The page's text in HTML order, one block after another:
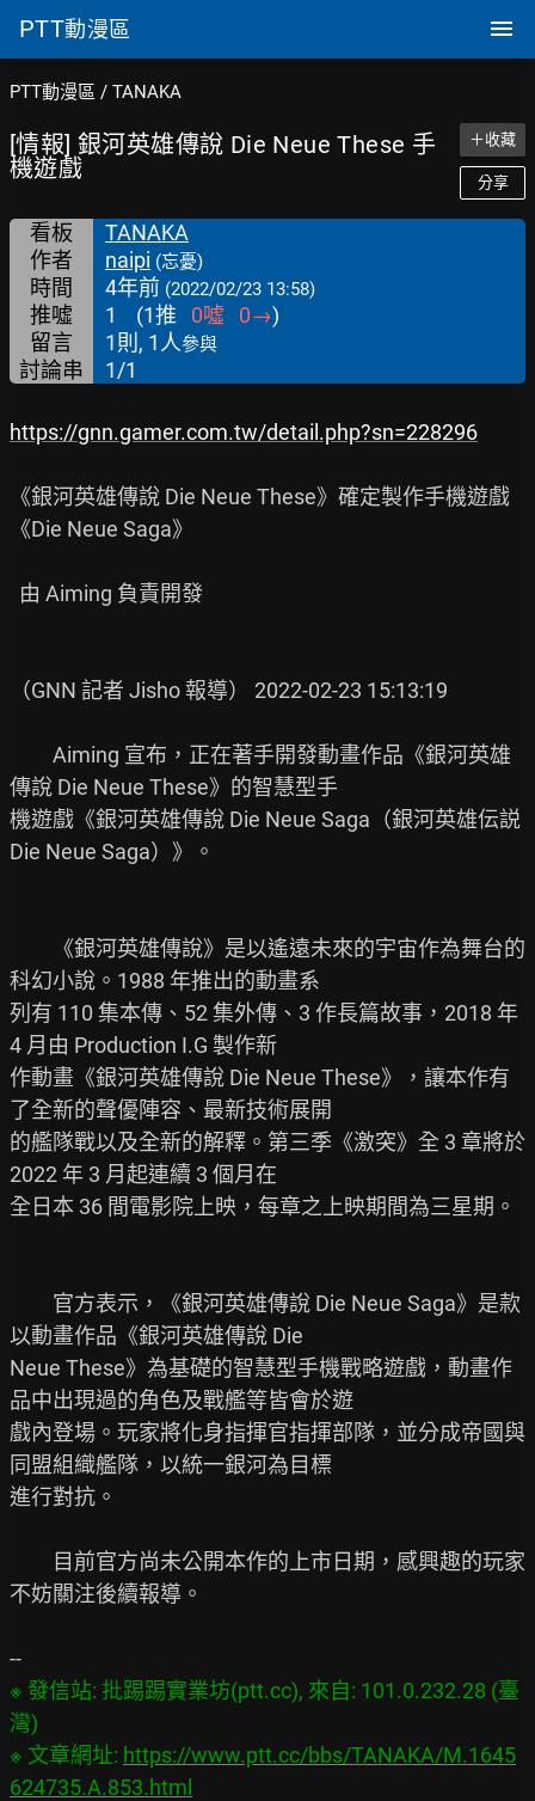
PTT動漫區
PTT動漫區 / TANAKA
[情報] 銀河英雄傳說 Die Neue These 手
機遊戲
＋收藏
分享
看板
TANAKA
作者
naipi (忘憂)
時間 4年前 (2022/02/23 13:58)
推噓 1 (1推 0噓 0→)
留言
1則, 1人參與
討論串 1/1
https://gnn.gamer.com.tw/detail.php?sn=228296
《銀河英雄傳說 Die Neue These》確定製作手機遊戲
《Die Neue Saga》
（GNN 記者 Jisho 報導） 2022-02-23 15:13:19
Aiming 宣布，正在著手開發動畫作品《銀河英雄
傳說 Die Neue These》的智慧型手
機遊戲《銀河英雄傳說 Die Neue Saga（銀河英雄伝説
Die Neue Saga）》。
《銀河英雄傳說》是以遙遠未來的宇宙作為舞台的
科幻小說。1988 年推出的動畫系
列有 110 集本傳、52 集外傳、3 作長篇故事，2018 年
4 月由 Production I.G 製作新
作動畫《銀河英雄傳說 Die Neue These》，讓本作有
了全新的聲優陣容、最新技術展開
的艦隊戰以及全新的解釋。第三季《激突》全 3 章將於
2022 年 3 月起連續 3 個月在
全日本 36 間電影院上映，每章之上映期間為三星期。
官方表示，《銀河英雄傳說 Die Neue Saga》是款
以動畫作品《銀河英雄傳說 Die
Neue These》為基礎的智慧型手機戰略遊戲，動畫作
品中出現過的角色及戰艦等皆會於遊
戲內登場。玩家將化身指揮官指揮部隊，並分成帝國與
同盟組織艦隊，以統一銀河為目標
進行對抗。
目前官方尚未公開本作的上市日期，感興趣的玩家
不妨關注後續報導。
※ 發信站: 批踢踢實業坊(ptt.cc), 來自: 101.0.232.28 (臺
灣)
※ 文章網址: https://www.ptt.cc/bbs/TANAKA/M.1645
624735.A.853.html